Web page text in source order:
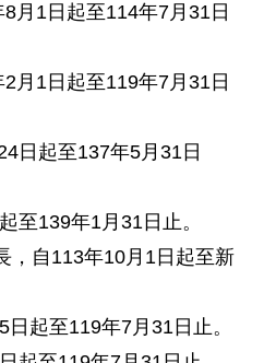
月1日起至114年7月31日
月1日起至119年7月31日
日起至137年5月31日
至139年1月31日止。
，自113年10月1日起至新
起至119年7月31日止。